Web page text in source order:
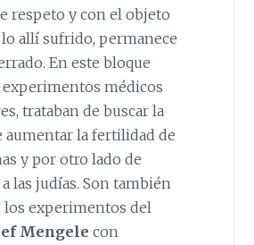
respeto y con el objeto
allí sufrido, permanece
En este bloque
médicos
trataban de buscar la
aumentar la fertilidad de
y por otro lado de
las judías. Son también
los experimentos del
Mengele con